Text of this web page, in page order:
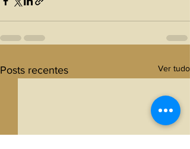
Posts recentes Ver tudo